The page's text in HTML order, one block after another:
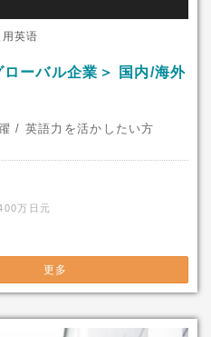
用英语
ーバル企業＞ 国内/海外
/ 英語力を活かしたい方
万日元
更多